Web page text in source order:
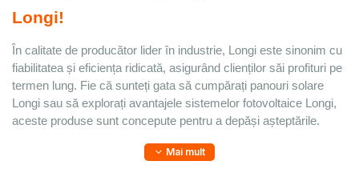
Longi!
În calitate de producător lider în industrie, Longi este sinonim cu
fiabilitatea și eficiența ridicată, asigurând clienților săi profituri pe
termen lung. Fie că sunteți gata să cumpărați panouri solare
Longi sau să explorați avantajele sistemelor fotovoltaice Longi,
aceste produse sunt concepute pentru a depăși așteptările.
Mai mult